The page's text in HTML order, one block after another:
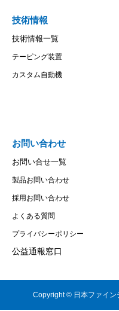
技術情報
技術情報一覧
テーピング装置
カスタム自動機
お問い合わせ
お問い合せ一覧
製品お問い合わせ
採用お問い合わせ
よくある質問
プライバシーポリシー
公益通報窓口
Copyright © 日本ファイ